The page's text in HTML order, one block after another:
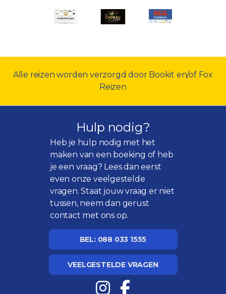
Alle reizen worden verzorgd door Bookit en/of Fox
Reizen
Hulp nodig?
Heb je hulp nodig met het
maken van een boeking of heb
je een vraag? Lees dan eerst
even onzeveelgestelde
vragen. Staat jouw vraag er niet
tussen, neem dan gerust
contact met ons op.
BEL: 088 033 1555
VEELGESTELDE VRAGEN